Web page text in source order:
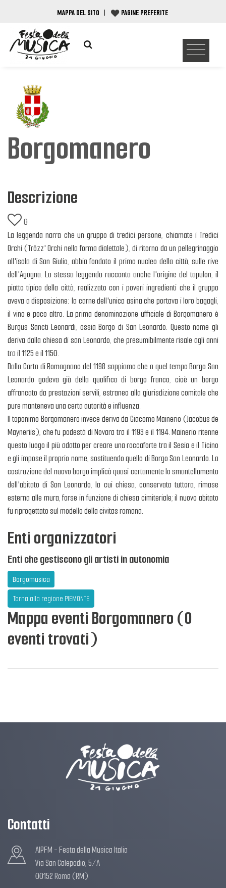
MAPPA DEL SITO | PAGINE PREFERITE
Borgomanero
Descrizione
0
La leggenda narra che un gruppo di tredici persone, chiamate i Tredici
Orchi (Trözz' Orchi nella forma dialettale), di ritorno da un pellegrinaggio
all'isola di San Giulio, abbia fondato il primo nucleo della città, sulle rive
dell'Agogna. La stessa leggenda racconta anche l'origine del tapulon, il
piatto tipico della città, realizzato con i poveri ingredienti che il gruppo
aveva a disposizione: la carne dell'unica asina che portava i loro bagagli,
il vino e poco altro. La prima denominazione ufficiale di Borgomanero è
Burgus Sancti Leonardi, ossia Borgo di San Leonardo. Questo nome gli
deriva dalla chiesa di san Leonardo, che presumibilmente risale agli anni
tra il 1125 e il 1150.
Dalla Carta di Romagnano del 1198 sappiamo che a quel tempo Borgo San
Leonardo godeva già della qualifica di borgo franco, cioè un borgo
affrancato da prestazioni servili, estraneo alla giurisdizione comitale che
pure manteneva una certa autorità e influenza.
Il toponimo Borgomanero invece deriva da Giacomo Mainerio (Jacobus de
Mayneriis), che fu podestà di Novara tra il 1193 e il 1194. Mainerio ritenne
questo luogo il più adatto per creare una roccaforte tra il Sesia e il Ticino
e gli impose il proprio nome, sostituendo quello di Borgo San Leonardo. La
costruzione del nuovo borgo implicò quasi certamente lo smantellamento
dell'abitato di San Leonardo, la cui chiesa, conservata tuttora, rimase
esterna alle mura, forse in funzione di chiesa cimiteriale; il nuovo abitato
fu riprogettato sul modello della civitas romana.
Enti organizzatori
Enti che gestiscono gli artisti in autonomia
Borgomusica
Torna alla regione PIEMONTE
Mappa eventi Borgomanero (0
eventi trovati)
Contatti
AIPFM - Festa della Musica Italia
Via San Calepodio, 5/A
00152 Roma (RM)